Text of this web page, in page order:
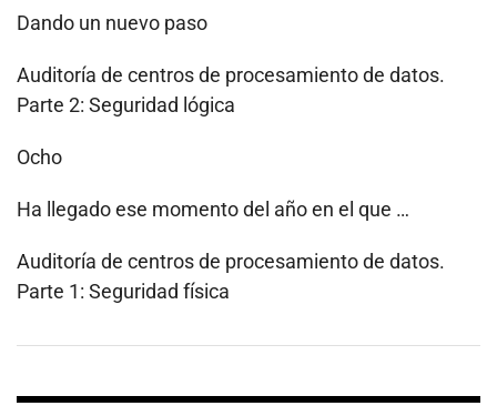
Dando un nuevo paso
Auditoría de centros de procesamiento de datos.
Parte 2: Seguridad lógica
Ocho
Ha llegado ese momento del año en el que …
Auditoría de centros de procesamiento de datos.
Parte 1: Seguridad física